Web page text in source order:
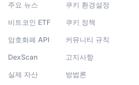
주요 뉴스
비트코인 ETF
암호화폐 API
DexScan
실제 자산
쿠키 환경설정
쿠키 정책
커뮤니티 규칙
고지사항
방법론